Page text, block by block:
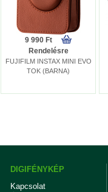
9 990 Ft
Rendelésre
FUJIFILM INSTAX MINI EVO
TOK (BARNA)
DIGIFÉNYKÉP
Kapcsolat